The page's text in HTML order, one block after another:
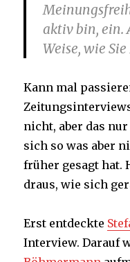
aktiv bin, ein.
Weise, wie
Kann mal
nicht, aber das
sich so was aber
früher gesagt hat.
draus, wie sich
Erst entdeckte
Interview. Darauf